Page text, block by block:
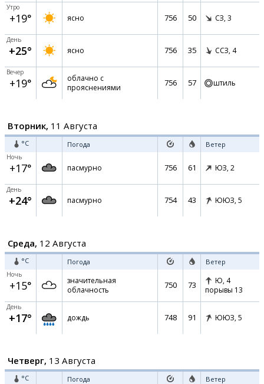
Утро
+19° ясно 756 50 СЗ, 3
День
+25° ясно 756 35 ССЗ, 4
Вечер
+19°
облачно с
прояснениями
756 57 штиль
Вторник, 11 Августа
°C Погода Ветер
Ночь
+17° пасмурно 756 61 ЮЗ, 2
День
+24° пасмурно 754 43 ЮЮЗ, 5
Среда, 12 Августа
°C Погода Ветер
Ночь
+15°
значительная
облачность
750 73 Ю, 4
порывы 13
День
+17° дождь 748 91 ЮЮЗ, 5
Четверг, 13 Августа
°C Погода Ветер